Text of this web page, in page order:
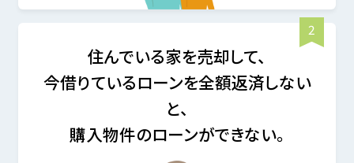
住んでいる家を売却して、
今借りているローンを全額返済しない
と、
購入物件のローンができない。